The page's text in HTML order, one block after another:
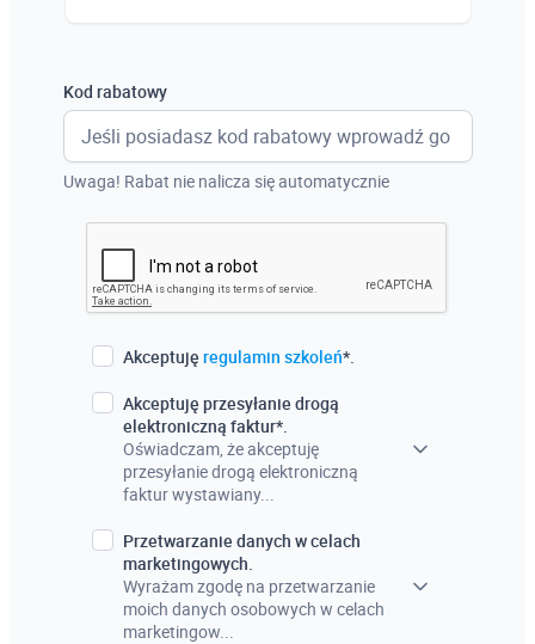
Kod rabatowy
Uwaga! Rabat nie nalicza się automatycznie
Akceptuję regulamin szkoleń*.
Akceptuję przesyłanie drogą
elektroniczną faktur*.
Oświadczam, że akceptuję
przesyłanie drogą elektroniczną
faktur wystawiany...
Przetwarzanie danych w celach
marketingowych.
Wyrażam zgodę na przetwarzanie
moich danych osobowych w celach
marketingow...
Włochy
Francja
Szwecja
Holandia
Czechy